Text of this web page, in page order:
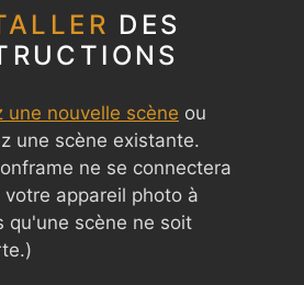
DES
une nouvelle scène ou
une scène existante.
ne se connectera
votre appareil photo à
qu'une scène ne soit